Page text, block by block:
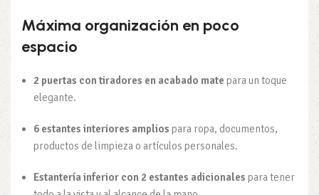
Máxima organización en poco
espacio
2 puertas con tiradores en acabado mate para un toque
elegante.
6 estantes interiores amplios para ropa, documentos,
productos de limpieza o artículos personales.
Estantería inferior con 2 estantes adicionales para tener